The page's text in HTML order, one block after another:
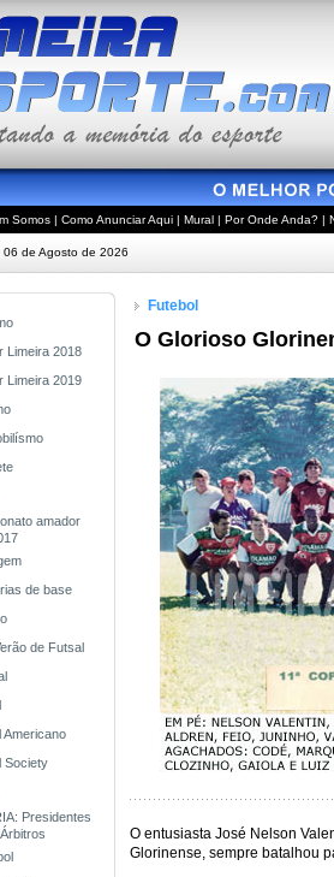
Somos | Como Anunciar Aqui | Mural | Por Onde Anda? |
06 de Agosto de 2026
Limeira 2018
Limeira 2019
amador
de base
de Futsal
Americano
Society
Presidentes
Futebol
O Glorioso
O entusiasta José Nelson
Glorinense, sempre batalhou